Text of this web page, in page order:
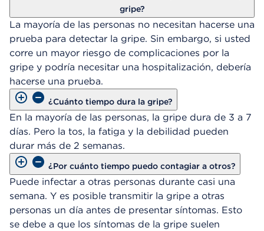
gripe?
La mayoría de las personas no necesitan hacerse una
prueba para detectar la gripe. Sin embargo, si usted
corre un mayor riesgo de complicaciones por la
gripe y podría necesitar una hospitalización, debería
hacerse una prueba.
¿Cuánto tiempo dura la gripe?
En la mayoría de las personas, la gripe dura de 3 a 7
días. Pero la tos, la fatiga y la debilidad pueden
durar más de 2 semanas.
¿Por cuánto tiempo puedo contagiar a otros?
Puede infectar a otras personas durante casi una
semana. Y es posible transmitir la gripe a otras
personas un día antes de presentar síntomas. Esto
se debe a que los síntomas de la gripe suelen